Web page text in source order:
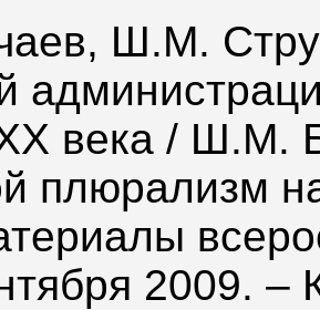
Ш.М.
века / Ш.М.
плюрализм
2009. –